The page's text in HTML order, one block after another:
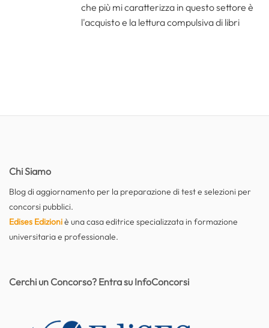
che più mi caratterizza in questo settore è
l'acquisto e la lettura compulsiva di libri
Chi Siamo
Blog di aggiornamento per la preparazione di test e selezioni per
concorsi pubblici.
Edises Edizioniè una casa editrice specializzata in formazione
universitaria e professionale.
Cerchi un Concorso? Entra su InfoConcorsi